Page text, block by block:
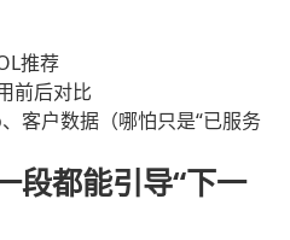
推荐
前后对比
客户数据（哪怕只是“已服务
段都能引导“下一